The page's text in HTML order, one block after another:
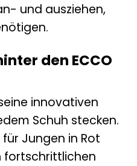
und ausziehen,
den ECCO
innovativen
Schuh stecken.
Jungen in Rot
fortschrittlichen